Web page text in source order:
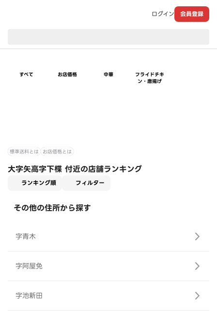
ログイン 会員登録
すべて お店価格 中華
フライドチキ
ン・唐揚げ
標準送料とは お店価格とは
大字矢高字下楪 付近の店舗ランキング
ランキング順 フィルター
その他の住所から探す
字青木
字阿屋免
字池新田